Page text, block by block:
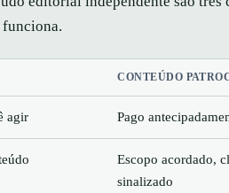
funciona.
CONTEÚDO
agir Pago
Escopo acordado,
sinalizado